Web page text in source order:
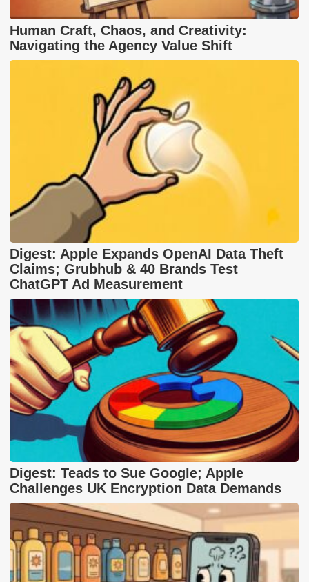
Human Craft, Chaos, and Creativity:
Navigating the Agency Value Shift
Digest: Apple Expands OpenAI Data Theft
Claims; Grubhub & 40 Brands Test
ChatGPT Ad Measurement
Digest: Teads to Sue Google; Apple
Challenges UK Encryption Data Demands